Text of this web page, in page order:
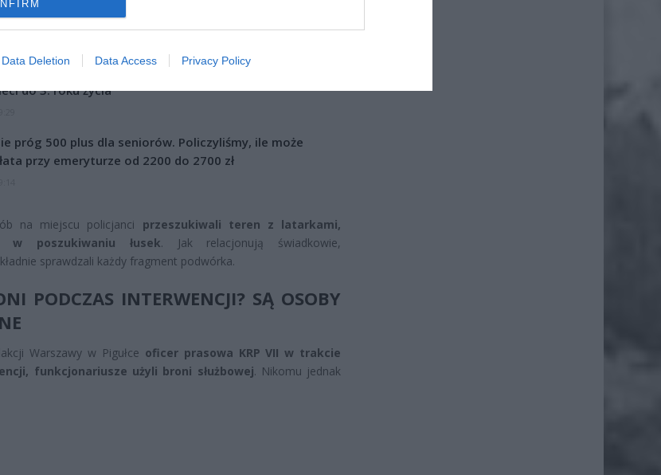
Data Deletion Data Access Privacy Policy
zł miesięcznie zamiast 800+. Nowa propozycja dla
do 3. roku życia
próg 500 plus dla seniorów. Policzyliśmy, ile może
przy emeryturze od 2200 do 2700 zł
na miejscu policjanci przeszukiwali teren z latarkami,
w poszukiwaniu łusek. Jak relacjonują świadkowie,
sprawdzali każdy fragment podwórka.
PODCZAS INTERWENCJI? SĄ OSOBY
Warszawy w Pigułce oficer prasowa KRP VII w trakcie
funkcjonariusze użyli broni służbowej. Nikomu jednak